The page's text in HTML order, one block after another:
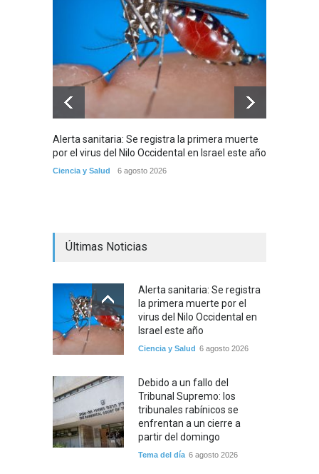
Alerta sanitaria: Se registra la primera muerte
por el virus del Nilo Occidental en Israel este año
Ciencia y Salud 6 agosto 2026
Últimas Noticias
Alerta sanitaria: Se registra
la primera muerte por el
virus del Nilo Occidental en
Israel este año
Ciencia y Salud 6 agosto 2026
Debido a un fallo del
Tribunal Supremo: los
tribunales rabínicos se
enfrentan a un cierre a
partir del domingo
Tema del día 6 agosto 2026